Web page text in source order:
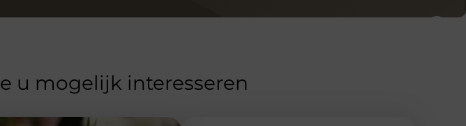
u mogelijk interesseren